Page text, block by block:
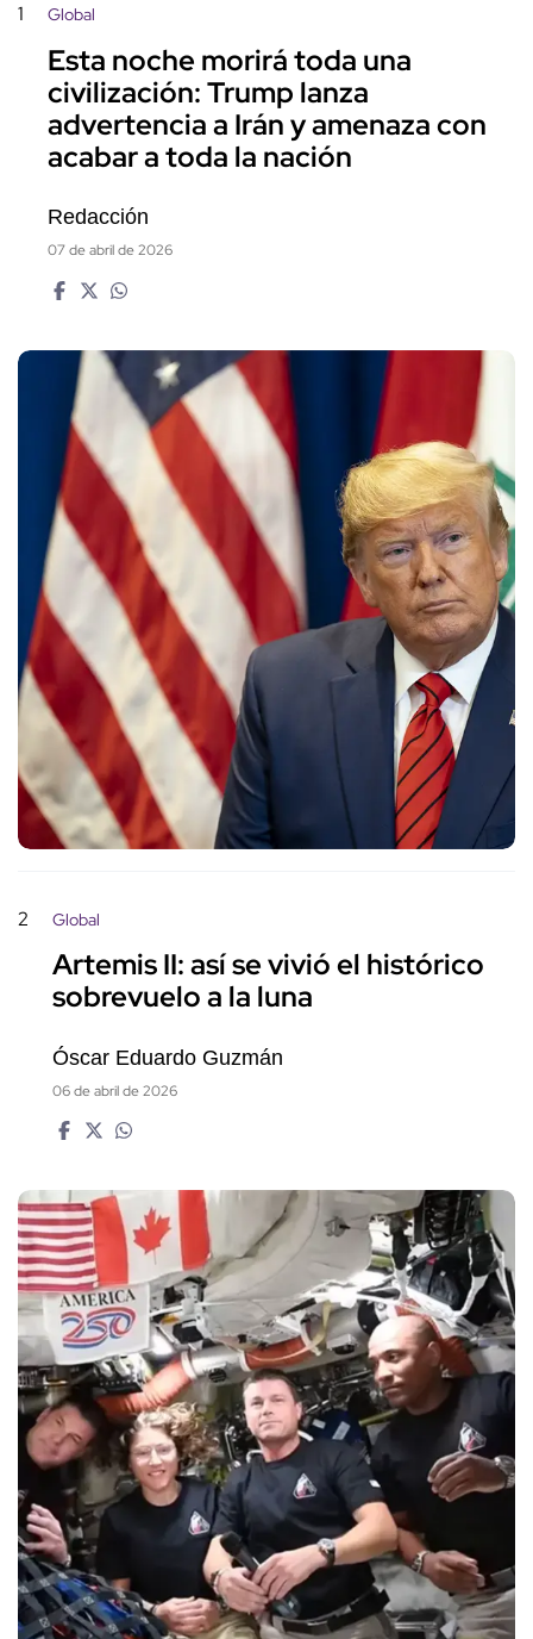
1 Global
Esta noche morirá toda una
civilización: Trump lanza
advertencia a Irán y amenaza con
acabar a toda la nación
Redacción
07 de abril de 2026
2 Global
Artemis II: así se vivió el histórico
sobrevuelo a la luna
Óscar Eduardo Guzmán
06 de abril de 2026